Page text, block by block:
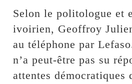
Selon le politologue et
ivoirien, Geoffroy
au téléphone par
n’a peut-être pas su
attentes démocratiques